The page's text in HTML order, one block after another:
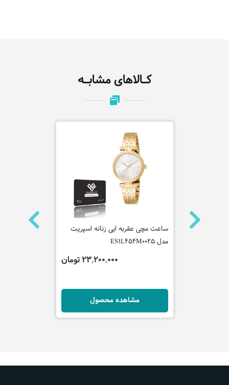
کـالاهای مشابـه
ساعت مچی
ساعت مچی عقربه ایی زنانه اسپریت
مدل ES1L454M0025
23,200,000 تومان
مشاهده محصول